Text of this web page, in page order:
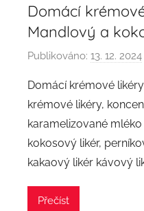
Domácí
Mandlový a
Publikováno: 13. 12. 2024
Domácí krémové
krémové likéry,
karamelizované
kokosový likér,
kakaový likér kávový
Přečíst